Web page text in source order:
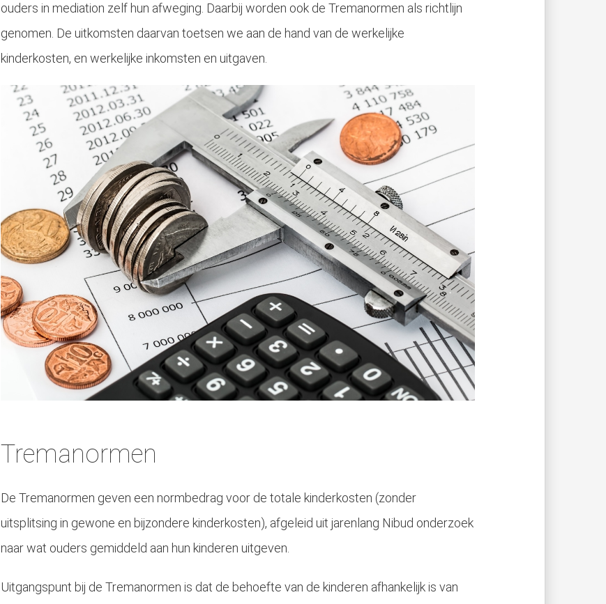
ouders in mediation zelf hun afweging. Daarbij worden ook de Tremanormen als richtlijn
genomen. De uitkomsten daarvan toetsen we aan de hand van de werkelijke
kinderkosten, en werkelijke inkomsten en uitgaven.
Tremanormen
De Tremanormen geven een normbedrag voor de totale kinderkosten (zonder
uitsplitsing in gewone en bijzondere kinderkosten), afgeleid uit jarenlang Nibud onderzoek
naar wat ouders gemiddeld aan hun kinderen uitgeven.
Uitgangspunt bij de Tremanormen is dat de behoefte van de kinderen afhankelijk is van